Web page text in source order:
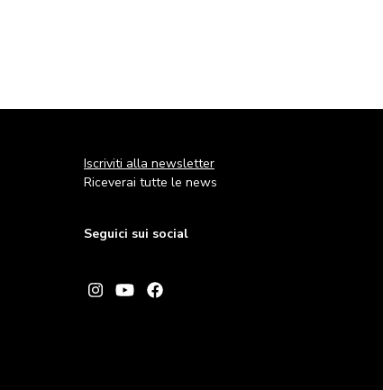
Iscriviti alla newsletter
Riceverai tutte le news
Seguici sui social